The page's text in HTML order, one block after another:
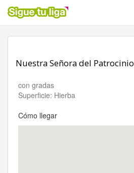
Nuestra Señora del Patrocinio
con gradas
Superficie: Hierba
Cómo llegar